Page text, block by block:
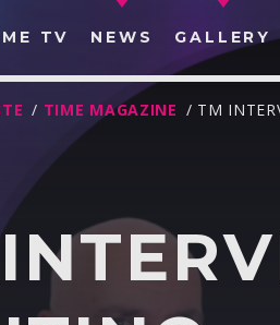
TV NEWS GALLERY
/ TIME MAGAZINE / TM